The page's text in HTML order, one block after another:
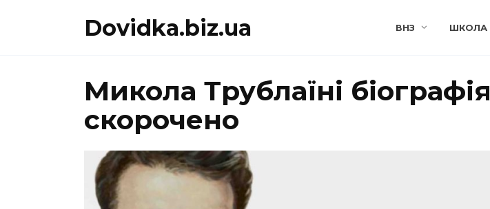
Dovidka.biz.ua ВНЗ ШКОЛА
Микола Трублаїні біографія
скорочено